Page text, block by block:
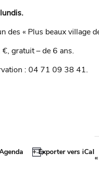
des « Plus beaux village
gratuit – de 6 ans.
: 04 71 09 38 41.
+ Exporter vers iCal
«